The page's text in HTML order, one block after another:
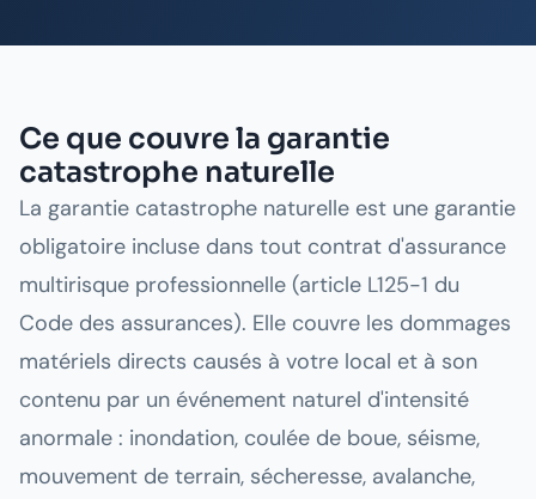
Ce que couvre la garantie
catastrophe naturelle
La garantie catastrophe naturelle est une garantie
obligatoire incluse dans tout contrat d'assurance
multirisque professionnelle (article L125-1 du
Code des assurances). Elle couvre les dommages
matériels directs causés à votre local et à son
contenu par un événement naturel d'intensité
anormale : inondation, coulée de boue, séisme,
mouvement de terrain, sécheresse, avalanche,